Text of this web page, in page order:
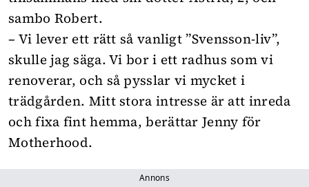
sambo Robert.
– Vi lever ett rätt så vanligt ”Svensson-liv”,
skulle jag säga. Vi bor i ett radhus som vi
renoverar, och så pysslar vi mycket i
trädgården. Mitt stora intresse är att inreda
och fixa fint hemma, berättar Jenny för
Motherhood.
Annons